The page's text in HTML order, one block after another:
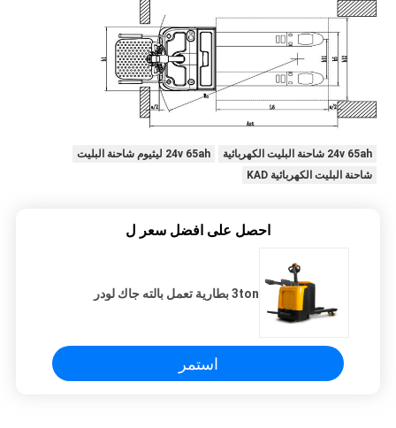
24v 65ah شاحنة البليت الكهربائية
24v 65ah ليثيوم شاحنة البليت
شاحنة البليت الكهربائية KAD
احصل على افضل سعر ل
3ton بطارية تعمل بالته جاك لودر
استمر